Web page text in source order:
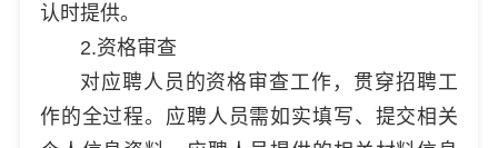
认时提供。
2.资格审查
对应聘人员的资格审查工作，贯穿招聘工
作的全过程。应聘人员需如实填写、提交相关